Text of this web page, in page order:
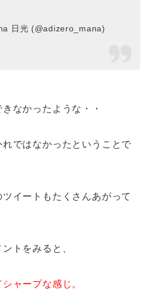
日光 (@adizero_mana)
なかったような・・
ではなかったということで
ツイートもたくさんあがって
トをみると、
ャープな感じ。